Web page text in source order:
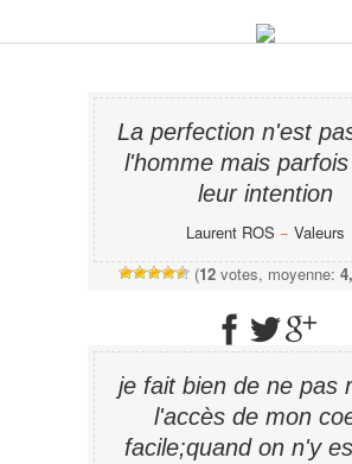
La perfection n'est
l'homme mais
leur intention
Laurent ROS − Valeurs
(12votes, moyenne:
je fait bien de ne pas
l'accès de mon
facile;quand on n'y